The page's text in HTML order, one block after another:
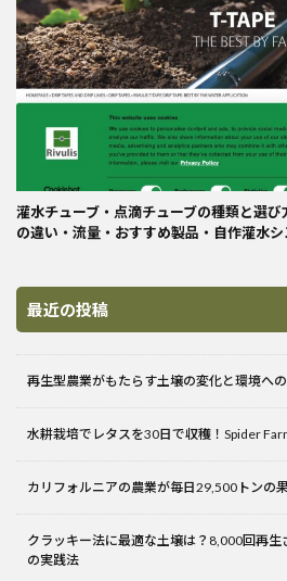
灌水チューブ・点滴チューブの種類と選
の違い・流量・おすすめ製品・自作灌水シ
最近の投稿
再生型農業がもたらす土壌の変化と環境へ
水耕栽培でレタスを30日で収穫！Spider
カリフォルニアの農業が毎日29,500トンの
クラッキー法に最適な土壌は？8,000回再
の実践法